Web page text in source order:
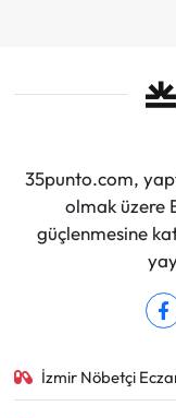
35punto.com,
olmak üzere
güçlenmesine
İzmir Nöbetçi